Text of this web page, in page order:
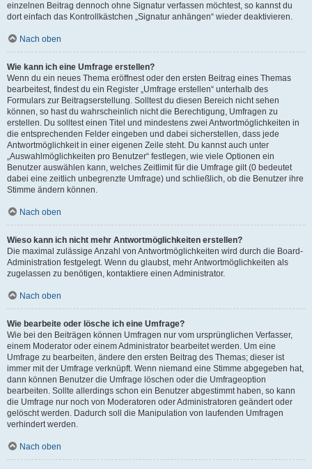
einzelnen Beitrag dennoch ohne Signatur verfassen möchtest, so kannst du
dort einfach das Kontrollkästchen „Signatur anhängen“ wieder deaktivieren.
Nach oben
Wie kann ich eine Umfrage erstellen?
Wenn du ein neues Thema eröffnest oder den ersten Beitrag eines Themas
bearbeitest, findest du ein Register „Umfrage erstellen“ unterhalb des
Formulars zur Beitragserstellung. Solltest du diesen Bereich nicht sehen
können, so hast du wahrscheinlich nicht die Berechtigung, Umfragen zu
erstellen. Du solltest einen Titel und mindestens zwei Antwortmöglichkeiten in
die entsprechenden Felder eingeben und dabei sicherstellen, dass jede
Antwortmöglichkeit in einer eigenen Zeile steht. Du kannst auch unter
„Auswahlmöglichkeiten pro Benutzer“ festlegen, wie viele Optionen ein
Benutzer auswählen kann, welches Zeitlimit für die Umfrage gilt (0 bedeutet
dabei eine zeitlich unbegrenzte Umfrage) und schließlich, ob die Benutzer ihre
Stimme ändern können.
Nach oben
Wieso kann ich nicht mehr Antwortmöglichkeiten erstellen?
Die maximal zulässige Anzahl von Antwortmöglichkeiten wird durch die Board-
Administration festgelegt. Wenn du glaubst, mehr Antwortmöglichkeiten als
zugelassen zu benötigen, kontaktiere einen Administrator.
Nach oben
Wie bearbeite oder lösche ich eine Umfrage?
Wie bei den Beiträgen können Umfragen nur vom ursprünglichen Verfasser,
einem Moderator oder einem Administrator bearbeitet werden. Um eine
Umfrage zu bearbeiten, ändere den ersten Beitrag des Themas; dieser ist
immer mit der Umfrage verknüpft. Wenn niemand eine Stimme abgegeben hat,
dann können Benutzer die Umfrage löschen oder die Umfrageoption
bearbeiten. Sollte allerdings schon ein Benutzer abgestimmt haben, so kann
die Umfrage nur noch von Moderatoren oder Administratoren geändert oder
gelöscht werden. Dadurch soll die Manipulation von laufenden Umfragen
verhindert werden.
Nach oben